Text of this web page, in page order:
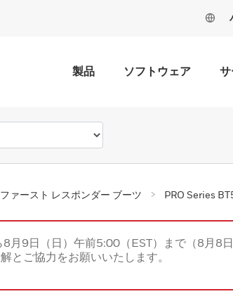
製品 ソフトウェア
ファースト レスポンダー ブーツ PRO Series
月9日（日）午前5:00（EST）まで（8月
とご協力をお願いいたします。